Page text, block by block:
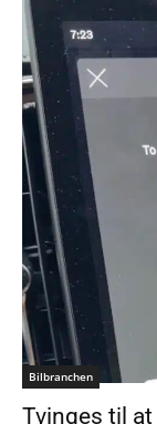
Bilbranchen
Tvinges til